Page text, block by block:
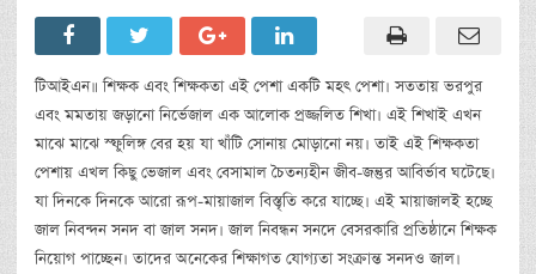
টিআইএন॥ শিক্ষক এবং শিক্ষকতা এই পেশা একটি মহৎ পেশা। সততায় ভরপুর
এবং মমতায় জড়ানো নির্ভেজাল এক আলোক প্রজ্জলিত শিখা। এই শিখাই এখন
মাঝে মাঝে স্ফুলিঙ্গ বের হয় যা খাঁটি সোনায় মোড়ানো নয়। তাই এই শিক্ষকতা
পেশায় এখল কিছু ভেজাল এবং বেসামাল চৈতন্যহীন জীব-জন্তুর আবির্ভাব ঘটেছে।
যা দিনকে দিনকে আরো রূপ-মায়াজাল বিস্তৃতি করে যাচ্ছে। এই মায়াজালই হচ্ছে
জাল নিবন্দন সনদ বা জাল সনদ। জাল নিবন্ধন সনদে বেসরকারি প্রতিষ্ঠানে শিক্ষক
নিয়োগ পাচ্ছেন। তাদের অনেকের শিক্ষাগত যোগ্যতা সংক্রান্ত সনদও জাল।